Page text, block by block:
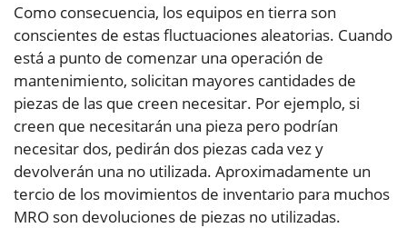
Como consecuencia, los equipos en tierra son
conscientes de estas fluctuaciones aleatorias. Cuando
está a punto de comenzar una operación de
mantenimiento, solicitan mayores cantidades de
piezas de las que creen necesitar. Por ejemplo, si
creen que necesitarán una pieza pero podrían
necesitar dos, pedirán dos piezas cada vez y
devolverán una no utilizada. Aproximadamente un
tercio de los movimientos de inventario para muchos
MRO son devoluciones de piezas no utilizadas.